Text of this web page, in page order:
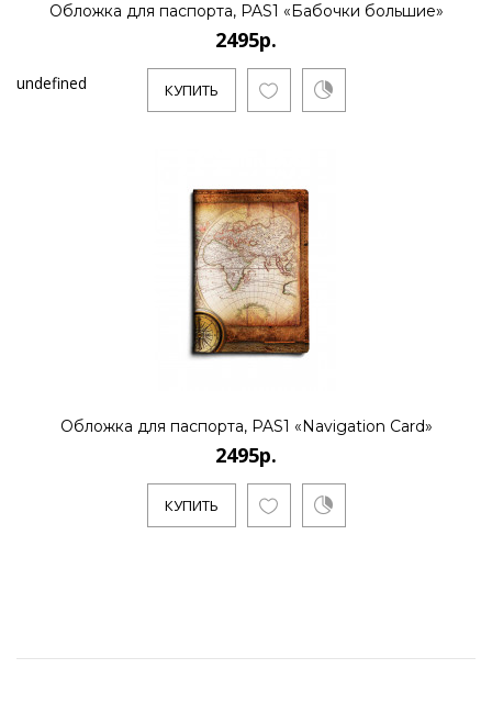
Обложка для паспорта, PAS1 «Бабочки большие»
2495р.
КУПИТЬ
undefined
Обложка для паспорта, PAS1 «Navigation Card»
2495р.
КУПИТЬ